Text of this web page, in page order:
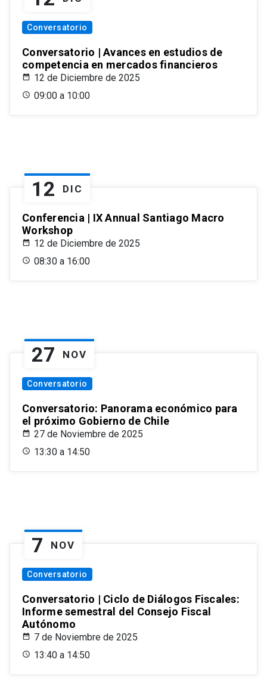
Conversatorio
Conversatorio | Avances en estudios de
competencia en mercados financieros
12 de Diciembre de 2025
09:00 a 10:00
12 DIC
Conferencia | IX Annual Santiago Macro
Workshop
12 de Diciembre de 2025
08:30 a 16:00
27 NOV
Conversatorio
Conversatorio: Panorama económico para
el próximo Gobierno de Chile
27 de Noviembre de 2025
13:30 a 14:50
7 NOV
Conversatorio
Conversatorio | Ciclo de Diálogos Fiscales:
Informe semestral del Consejo Fiscal
Autónomo
7 de Noviembre de 2025
13:40 a 14:50